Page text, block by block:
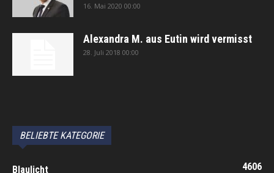
16. Mai 2020 00:00
Alexandra M. aus Eutin wird vermisst
28. Juli 2018 00:00
BELIEBTE KATEGORIE
Blaulicht 4606